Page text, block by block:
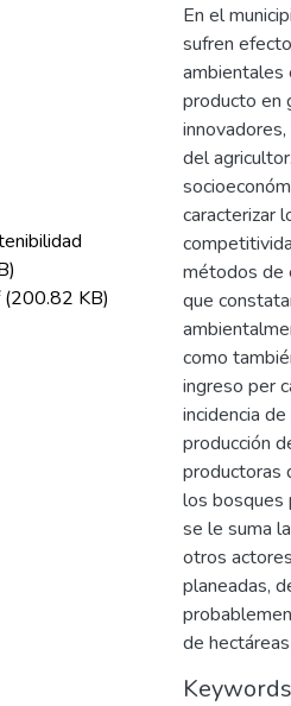
(200.82 KB)
En el
sufren
ambientales
producto en
del
caracterizar
métodos de
que
como
ingreso per
incidencia
producción
productoras
los bosques
se le suma
otros
planeadas,
de
Keywords